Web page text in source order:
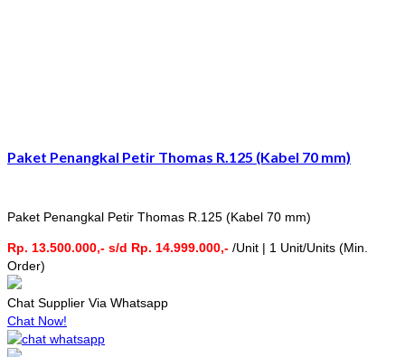
Paket Penangkal Petir Thomas R.125 (Kabel 70 mm)
Paket Penangkal Petir Thomas R.125 (Kabel 70 mm)
Rp. 13.500.000,- s/d Rp. 14.999.000,- /Unit | 1 Unit/Units (Min.
Order)
Chat Supplier Via Whatsapp
Chat Now!